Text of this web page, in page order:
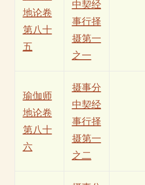
地论卷
第八十
五
中契经
事行择
摄第一
之一
瑜伽师
地论卷
第八十
六
摄事分
中契经
事行择
摄第一
之二